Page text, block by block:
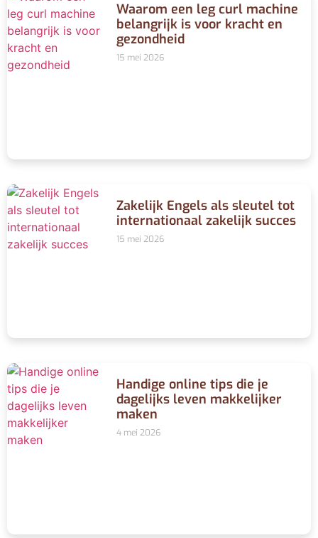
Waarom een leg curl machine
belangrijk is voor kracht en
gezondheid
15 mei 2026
Zakelijk Engels als sleutel tot
internationaal zakelijk succes
15 mei 2026
Handige online tips die je
dagelijks leven makkelijker
maken
4 mei 2026